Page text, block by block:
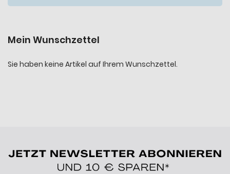
Mein Wunschzettel
Sie haben keine Artikel auf Ihrem Wunschzettel.